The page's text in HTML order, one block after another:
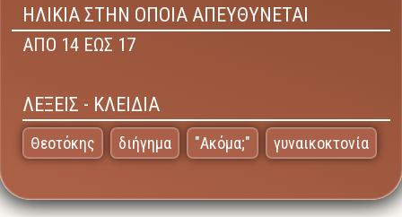
ΗΛΙΚΙΑ ΣΤΗΝ ΟΠΟΙΑ ΑΠΕΥΘΥΝΕΤΑΙ
ΑΠΟ 14 ΕΩΣ 17
ΛΕΞΕΙΣ - ΚΛΕΙΔΙΑ
Θεοτόκης διήγημα "Ακόμα;" γυναικοκτονία